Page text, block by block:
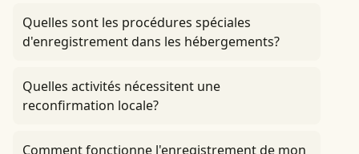
Quelles sont les procédures spéciales
d'enregistrement dans les hébergements?
Quelles activités nécessitent une
reconfirmation locale?
Comment fonctionne l'enregistrement de mon